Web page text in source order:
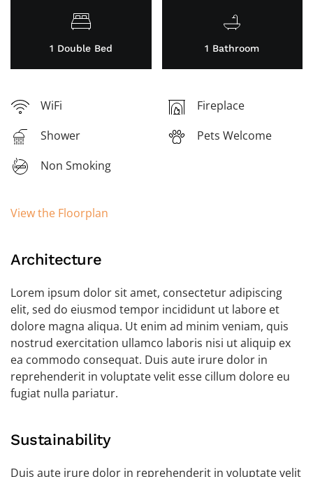
1 Double Bed 1 Bathroom
WiFi
Fireplace
Shower
Pets Welcome
Non Smoking
View the Floorplan
Architecture
Lorem ipsum dolor sit amet, consectetur adipiscing
elit, sed do eiusmod tempor incididunt ut labore et
dolore magna aliqua. Ut enim ad minim veniam, quis
nostrud exercitation ullamco laboris nisi ut aliquip ex
ea commodo consequat. Duis aute irure dolor in
reprehenderit in voluptate velit esse cillum dolore eu
fugiat nulla pariatur.
Sustainability
Duis aute irure dolor in reprehenderit in voluptate velit